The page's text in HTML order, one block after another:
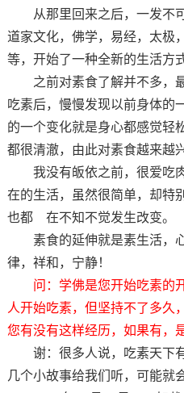
从那里回来之后，一发不
道家文化，佛学，易经，太极
等，开始了一种全新的生活方
之前对素食了解并不多，
吃素后，慢慢发现以前身体的
的一个变化就是身心都感觉轻
都很清澈，由此对素食越来越
我没有皈依之前，很爱吃
在的生活，虽然很简单，却特
也都 在不知不觉发生改变。
素食的延伸就是素生活，
律，祥和，宁静！
问：学佛是您开始吃素的
人开始吃素，但坚持不了多久
您有没有这样经历，如果有，
谢：很多人说，吃素天下
几个小故事给我们听，可能就